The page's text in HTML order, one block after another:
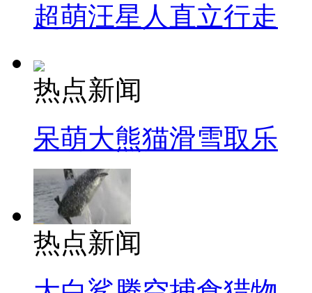
超萌汪星人直立行走
热点新闻
呆萌大熊猫滑雪取乐
热点新闻